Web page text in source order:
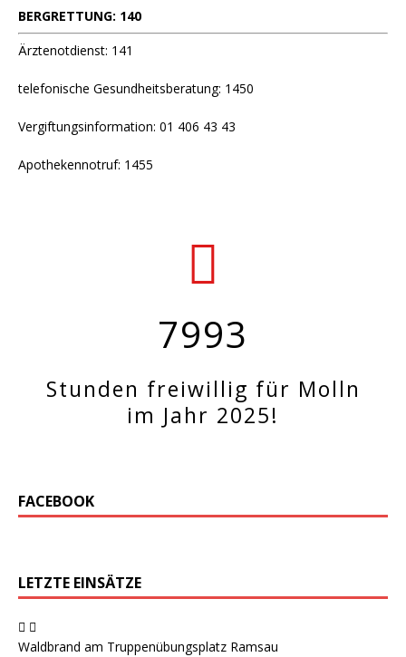
BERGRETTUNG: 140
Ärztenotdienst: 141
telefonische Gesundheitsberatung: 1450
Vergiftungsinformation: 01 406 43 43
Apothekennotruf: 1455
7993
Stunden freiwillig für Molln
im Jahr 2025!
FACEBOOK
LETZTE EINSÄTZE
Waldbrand am Truppenübungsplatz Ramsau